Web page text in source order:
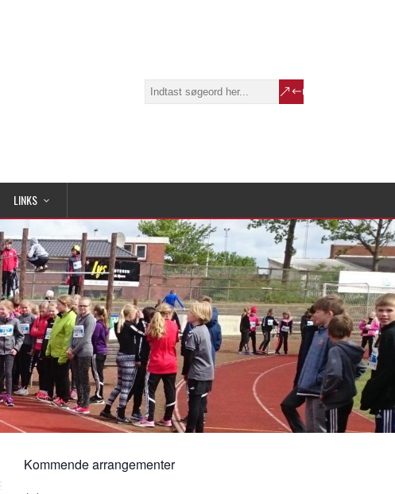
LINKS
Kommende arrangementer